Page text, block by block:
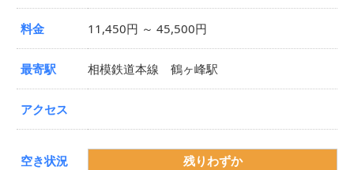
料金 11,450円 ～ 45,500円
最寄駅 相模鉄道本線 鶴ヶ峰駅
アクセス
空き状況 残りわずか